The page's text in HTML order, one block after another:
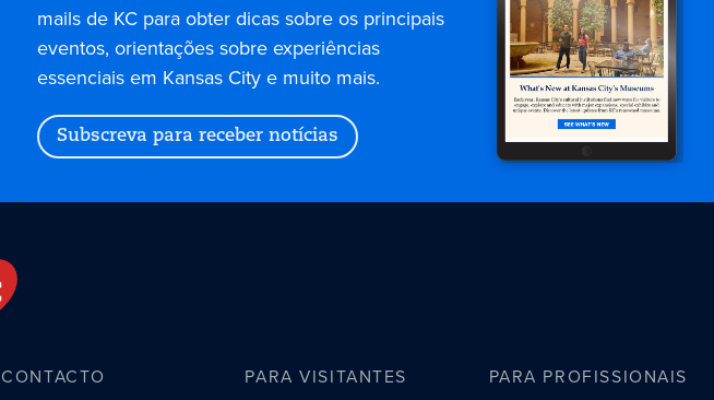
mails de KC para obter dicas sobre os principais
eventos, orientações sobre experiências
essenciais em Kansas City e muito mais.
Subscreva para receber notícias
CONTACTO
PARA VISITANTES PARA PROFISSIONAIS